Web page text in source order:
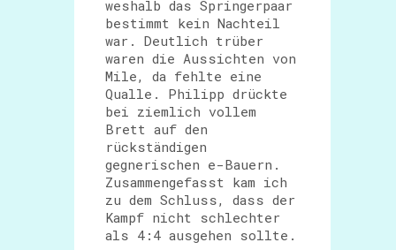
weshalb das Springerpaar
bestimmt kein Nachteil
war. Deutlich trüber
waren die Aussichten von
Mile, da fehlte eine
Qualle. Philipp drückte
bei ziemlich vollem
Brett auf den
rückständigen
gegnerischen e-Bauern.
Zusammengefasst kam ich
zu dem Schluss, dass der
Kampf nicht schlechter
als 4:4 ausgehen sollte.